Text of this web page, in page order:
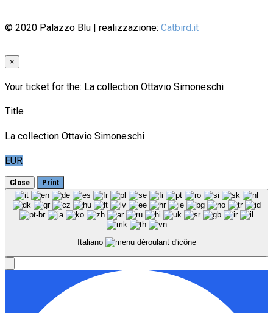
© 2020 Palazzo Blu | realizzazione: Catbird.it
×
Your ticket for the: La collection Ottavio Simoneschi
Title
La collection Ottavio Simoneschi
EUR
Close Print
Italiano